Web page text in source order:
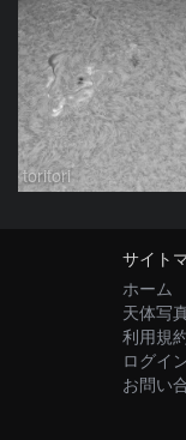
toritori
サイト
ホーム
天体写
利用規
ログイ
お問い